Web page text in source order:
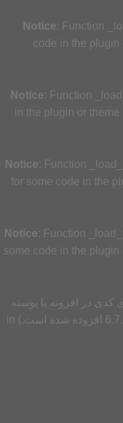
Notice: Function
code in the
Notice: Function
in the plugin or
Notice: Function
for some code in the
Notice: Function
some code in the
کدی در افزونه یا پوسته